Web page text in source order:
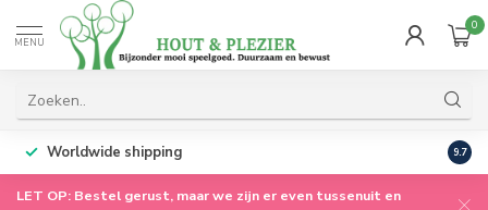
MENU
0
Worldwide shipping 9.7
LET OP: Bestel gerust, maar we zijn er even tussenuit en